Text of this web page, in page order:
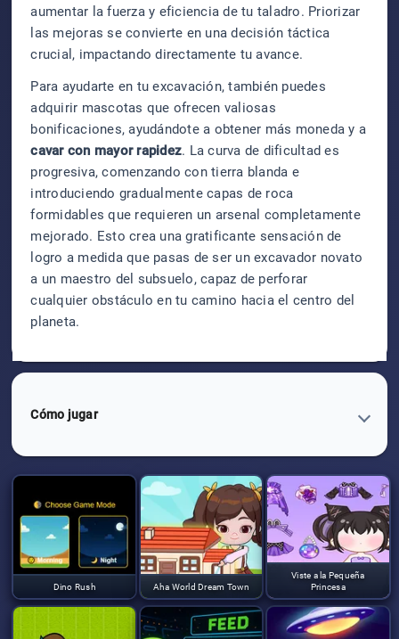
aumentar la fuerza y eficiencia de tu taladro. Priorizar
las mejoras se convierte en una decisión táctica
crucial, impactando directamente tu avance.
Para ayudarte en tu excavación, también puedes
adquirir mascotas que ofrecen valiosas
bonificaciones, ayudándote a obtener más moneda y a
cavar con mayor rapidez. La curva de dificultad es
progresiva, comenzando con tierra blanda e
introduciendo gradualmente capas de roca
formidables que requieren un arsenal completamente
mejorado. Esto crea una gratificante sensación de
logro a medida que pasas de ser un excavador novato
a un maestro del subsuelo, capaz de perforar
cualquier obstáculo en tu camino hacia el centro del
planeta.
Cómo jugar
Dino Rush Aha World Dream Town
Viste a la Pequeña
Princesa